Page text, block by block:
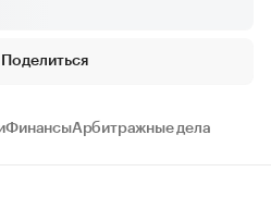
Поделиться
ФинансыАрбитражные дела